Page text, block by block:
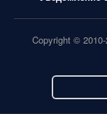
Copyright ©